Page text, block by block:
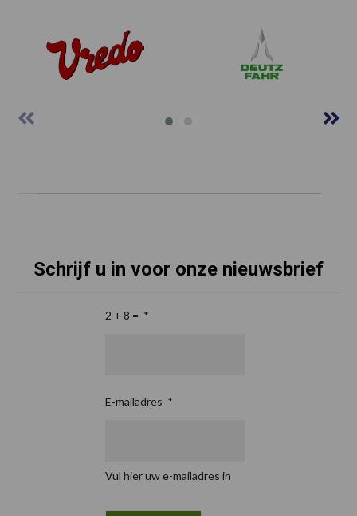
Schrijf u in voor onze nieuwsbrief
2 + 8 = *
E-mailadres *
Vul hier uw e-mailadres in